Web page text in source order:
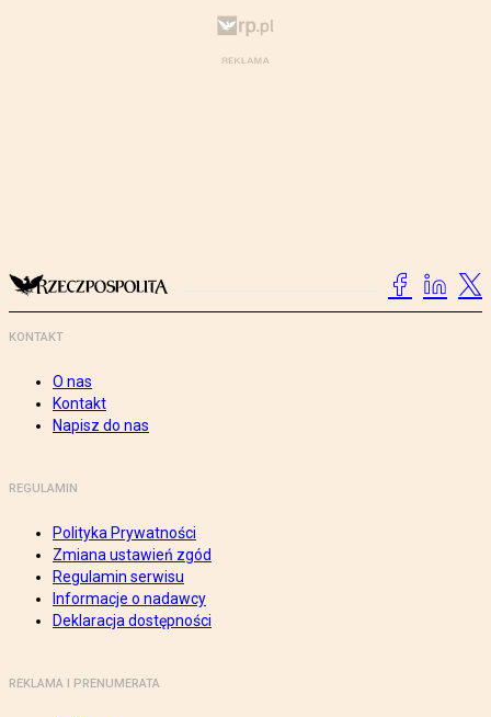
KONTAKT
O nas
Kontakt
Napisz do nas
REGULAMIN
Polityka Prywatności
Zmiana ustawień zgód
Regulamin serwisu
Informacje o nadawcy
Deklaracja dostępności
REKLAMA I PRENUMERATA